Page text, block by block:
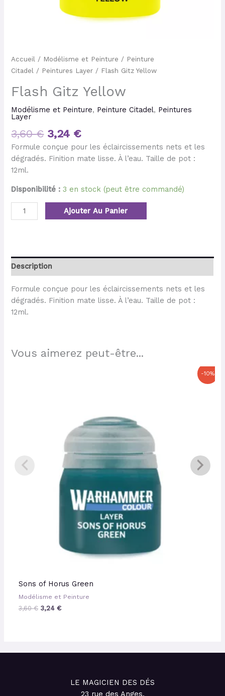
Accueil / Modélisme et Peinture / Peinture
Citadel / Peintures Layer / Flash Gitz Yellow
Flash Gitz Yellow
Modélisme et Peinture, Peinture Citadel, Peintures
Layer
3,60€ 3,24 €
Formule conçue pour les éclaircissements nets et les
dégradés. Finition mate lisse. À l’eau. Taille de pot :
12ml.
Disponibilité : 3 en stock (peut être commandé)
Ajouter Au Panier
Description
Formule conçue pour les éclaircissements nets et les
dégradés. Finition mate lisse. À l’eau. Taille de pot :
12ml.
Vous aimerez peut-être...
-10%
Sons of Horus Green
Modélisme et Peinture
3,60€ 3,24€
LE MAGICIEN DES DÉS
23 rue des Anges,